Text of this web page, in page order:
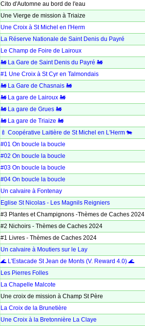
Cito d'Automne au bord de l'eau
Une Vierge de mission à Triaize
Une Croix à St Michel en l'Herm
La Réserve Nationale de Saint Denis du Payré
Le Champ de Foire de Lairoux
🚂 La Gare de Saint Denis du Payré 🚂
#1 Une Croix à St Cyr en Talmondais
🚂 La Gare de Chasnais 🚂
🚂 La gare de Lairoux 🚂
🚂 La gare de Grues 🚂
🚂 La gare de Triaize 🚂
🍼 Coopérative Laitière de St Michel en L'Herm 🐄
#01 On boucle la boucle
#02 On boucle la boucle
#03 On boucle la boucle
#04 On boucle la boucle
Un calvaire à Fontenay
Eglise St Nicolas - Les Magnils Reigniers
#3 Plantes et Champignons -Thèmes de Caches 2024
#2 Nichoirs - Thèmes de Caches 2024
#1 Livres - Thèmes de Caches 2024
Un calvaire à Moutiers sur le Lay
🌊 L'Estacade St Jean de Monts (V. Reward 4.0) 🌊
Les Pierres Folles
La Chapelle Malcote
Une croix de mission à Champ St Père
La Croix de la Brunetière
Une Croix à la Bretonnière La Claye